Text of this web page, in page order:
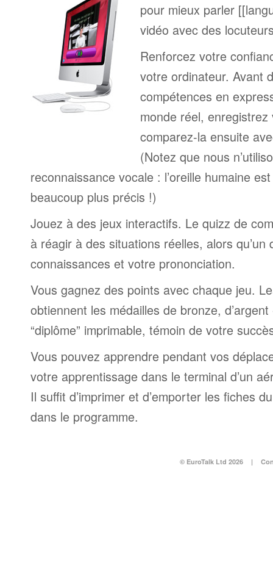
pour mieux parler
vidéo avec des
Renforcez votre
votre ordinateur. Avant
compétences en
monde réel,
comparez-la ensuite
(Notez que nous
reconnaissance vocale : l’oreille humaine
beaucoup plus précis !)
Jouez à des jeux interactifs. Le quizz de
à réagir à des situations réelles, alors
connaissances et votre prononciation.
Vous gagnez des points avec chaque jeu.
obtiennent les médailles de bronze, d’argent
“diplôme” imprimable, témoin de votre
Vous pouvez apprendre pendant vos
votre apprentissage dans le terminal d’un
Il suffit d’imprimer et d’emporter les fiches
dans le programme.
© EuroTalk Ltd 2026 |